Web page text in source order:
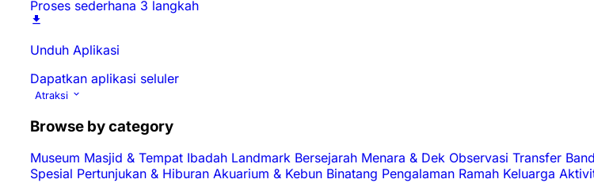
Proses sederhana 3 langkah
Unduh Aplikasi
Dapatkan aplikasi seluler
Atraksi
Browse by category
Museum Masjid & Tempat Ibadah Landmark Bersejarah Menara & Dek Observasi Transfer
Spesial Pertunjukan & Hiburan Akuarium & Kebun Binatang Pengalaman Ramah Keluarga